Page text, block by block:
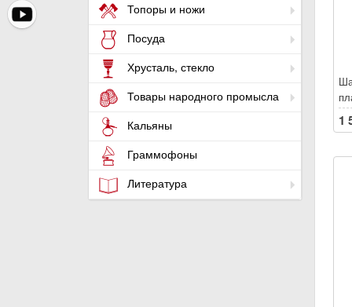
Топоры и ножи
Посуда
Хрусталь, стекло
Товары народного промысла
Кальяны
Граммофоны
Литература
1